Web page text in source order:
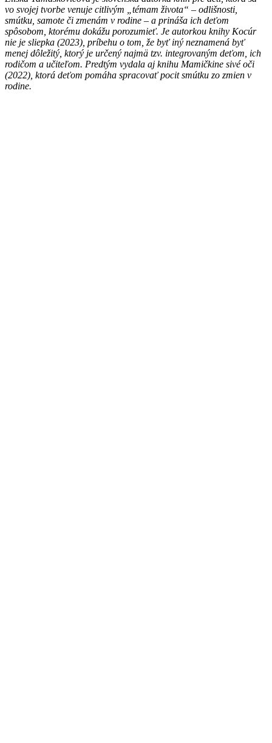
vo svojej tvorbe venuje citlivým „témam života“ – odlišnosti,
smútku, samote či zmenám v rodine – a prináša ich deťom
spôsobom, ktorému dokážu porozumieť. Je autorkou knihy Kocúr
nie je sliepka (2023), príbehu o tom, že byť iný neznamená byť
menej dôležitý, ktorý je určený najmä tzv. integrovaným deťom, ich
rodičom a učiteľom. Predtým vydala aj knihu Mamičkine sivé oči
(2022), ktorá deťom pomáha spracovať pocit smútku zo zmien v
rodine.